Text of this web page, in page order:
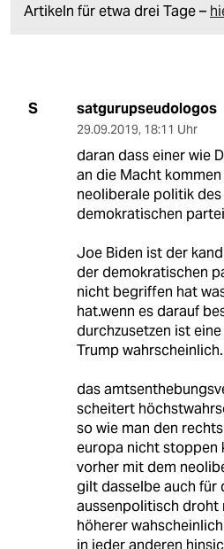
Artikeln für etwa drei Tage –
S satgurupseudologos
29.09.2019, 18:11 Uhr
daran dass einer wie
an die Macht
neoliberale politik
demokratischen
Joe Biden ist der
der demokratischen
nicht begriffen hat
hat.wenn es darauf
durchzusetzen ist
Trump wahrscheinlich.
das
scheitert
so wie man den
europa nicht stoppen
vorher mit dem
gilt dasselbe auch für
aussenpolitisch droht
höherer
in jeder anderen